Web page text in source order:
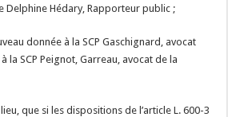
Delphine Hédary, Rapporteur public ;
donnée à la SCP Gaschignard, avocat
la SCP Peignot, Garreau, avocat de la
que si les dispositions de l’article L. 600-3